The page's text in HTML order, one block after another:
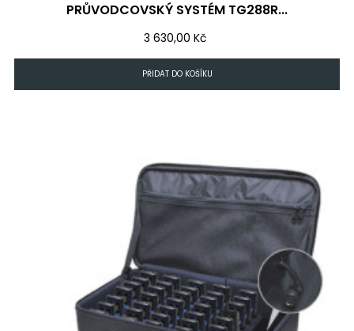
PRŮVODCOVSKÝ SYSTÉM TG288R...
Cena
3 630,00 Kč
PŘIDAT DO KOŠÍKU